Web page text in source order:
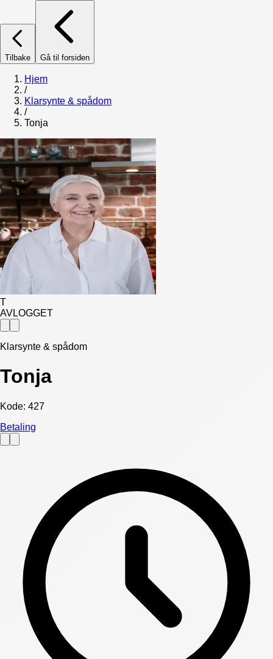
Tilbake Gå til forsiden
Hjem
/
Klarsynte & spådom
/
Tonja
T
AVLOGGET
Klarsynte & spådom
Tonja
Kode: 427
Betaling